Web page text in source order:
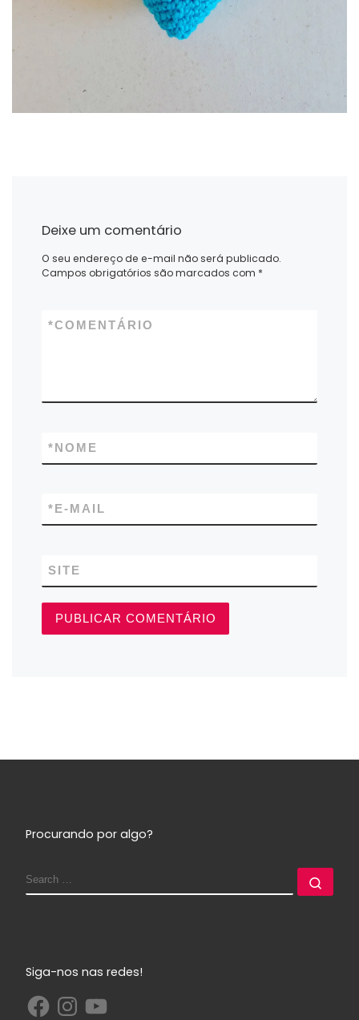
Deixe um comentário
O seu endereço de e-mail não será publicado.
Campos obrigatórios são marcados com *
COMENTÁRIO
*
NOME
*
E-MAIL
*
SITE
Procurando por algo?
Siga-nos nas redes!